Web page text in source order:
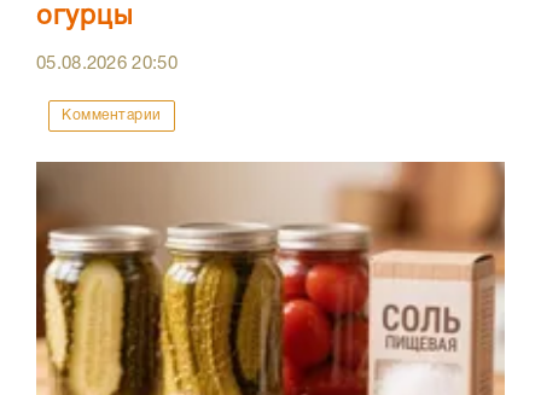
огурцы
05.08.202620:50
Комментарии